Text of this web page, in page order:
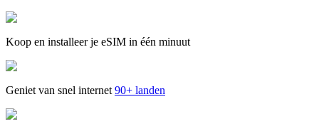
Koop en installeer je eSIM in één minuut
Geniet van snel internet 90+ landen